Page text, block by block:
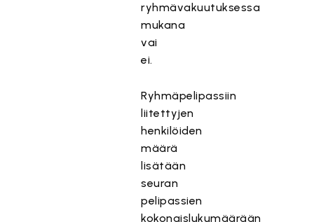
ryhmävakuutuksessa
mukana
vai
ei.
Ryhmäpelipassiin
liitettyjen
henkilöiden
määrä
lisätään
seuran
pelipassien
kokonaislukumäärään